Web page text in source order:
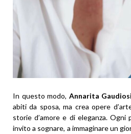
In questo modo, Annarita Gaudiosi
abiti da sposa, ma crea opere
storie d’amore e di eleganza. Ogni
invito a sognare, a immaginare un